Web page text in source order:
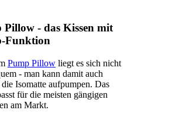
Pillow - das Kissen mit
Funktion
Pump Pillow liegt es sich nicht
- man kann damit auch
Isomatte aufpumpen. Das
für die meisten gängigen
am Markt.